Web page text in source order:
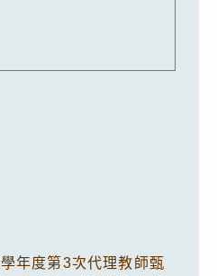
年度第3次代理教師甄